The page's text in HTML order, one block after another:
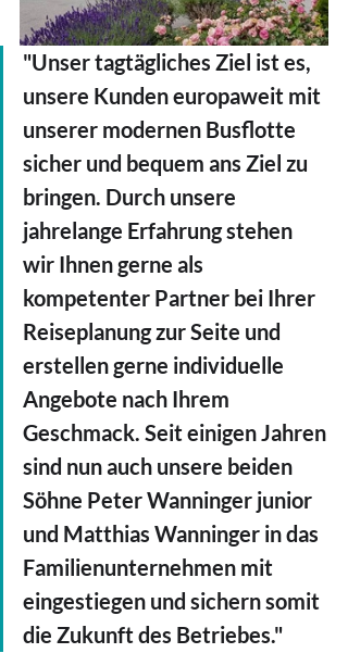
"Unser tagtägliches Ziel ist es,
unsere Kunden europaweit mit
unserer modernen Busflotte
sicher und bequem ans Ziel zu
bringen. Durch unsere
jahrelange Erfahrung stehen
wir Ihnen gerne als
kompetenter Partner bei Ihrer
Reiseplanung zur Seite und
erstellen gerne individuelle
Angebote nach Ihrem
Geschmack. Seit einigen Jahren
sind nun auch unsere beiden
Söhne Peter Wanninger junior
und Matthias Wanninger in das
Familienunternehmen mit
eingestiegen und sichern somit
die Zukunft des Betriebes."